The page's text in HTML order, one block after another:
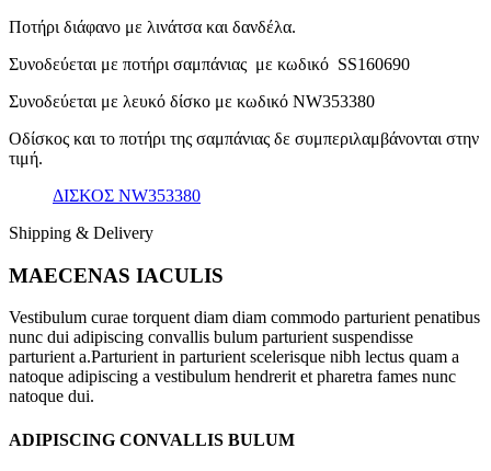
Ποτήρι διάφανο με λινάτσα και δανδέλα.
Συνοδεύεται με ποτήρι σαμπάνιας με κωδικό SS160690
Συνοδεύεται με λευκό δίσκο με κωδικό NW353380
Οδίσκος και το ποτήρι της σαμπάνιας δε συμπεριλαμβάνονται στην
τιμή.
ΔΙΣΚΟΣ NW353380
Shipping & Delivery
MAECENAS IACULIS
Vestibulum curae torquent diam diam commodo parturient penatibus
nunc dui adipiscing convallis bulum parturient suspendisse
parturient a.Parturient in parturient scelerisque nibh lectus quam a
natoque adipiscing a vestibulum hendrerit et pharetra fames nunc
natoque dui.
ADIPISCING CONVALLIS BULUM